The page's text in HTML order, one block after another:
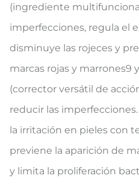
(ingrediente
imperfecciones, regula el
disminuye las rojeces y
marcas rojas y marrones9
(corrector versátil de
reducir las
la irritación en pieles con
previene la aparición de
y limita la proliferación